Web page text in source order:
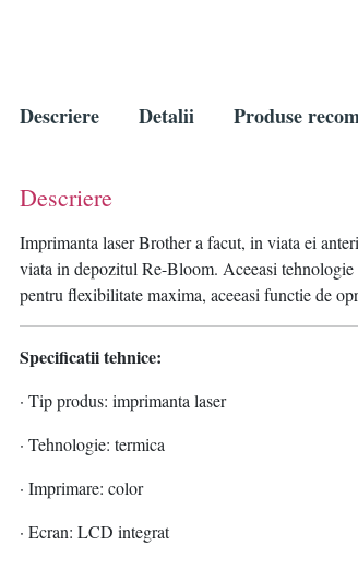
Descriere Detalii Produse
Descriere
Imprimanta laser Brother a facut, in viata ei
viata in depozitul Re-Bloom. Aceeasi
pentru flexibilitate maxima, aceeasi functie de
Specificatii tehnice:
· Tip produs: imprimanta laser
· Tehnologie: termica
· Imprimare: color
· Ecran: LCD integrat